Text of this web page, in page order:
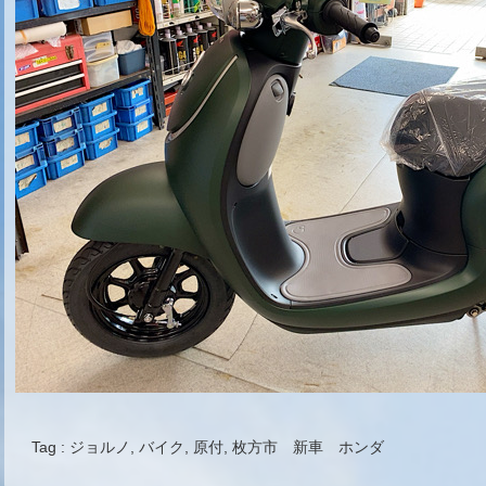
Tag : ジョルノ バイク 原付, 枚方市 新車 ホンダ